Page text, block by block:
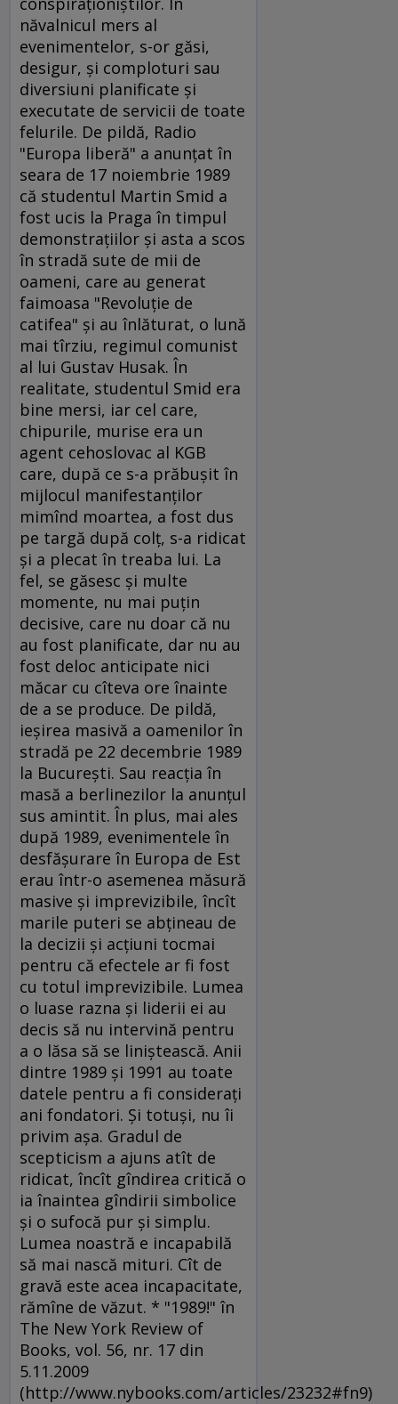
năvalnicul mers al
evenimentelor, s-or găsi,
desigur, şi comploturi sau
diversiuni planificate şi
executate de servicii de toate
felurile. De pildă, Radio
"Europa liberă" a anunţat în
seara de 17 noiembrie 1989
că studentul Martin Smid a
fost ucis la Praga în timpul
demonstraţiilor şi asta a scos
în stradă sute de mii de
oameni, care au generat
faimoasa "Revoluţie de
catifea" şi au înlăturat, o lună
mai tîrziu, regimul comunist
al lui Gustav Husak. În
realitate, studentul Smid era
bine mersi, iar cel care,
chipurile, murise era un
agent cehoslovac al KGB
care, după ce s-a prăbuşit în
mijlocul manifestanţilor
mimînd moartea, a fost dus
pe targă după colţ, s-a ridicat
şi a plecat în treaba lui. La
fel, se găsesc şi multe
momente, nu mai puţin
decisive, care nu doar că nu
au fost planificate, dar nu au
fost deloc anticipate nici
măcar cu cîteva ore înainte
de a se produce. De pildă,
ieşirea masivă a oamenilor în
stradă pe 22 decembrie 1989
la Bucureşti. Sau reacţia în
masă a berlinezilor la anunţul
sus amintit. În plus, mai ales
după 1989, evenimentele în
desfăşurare în Europa de Est
erau într-o asemenea măsură
masive şi imprevizibile, încît
marile puteri se abţineau de
la decizii şi acţiuni tocmai
pentru că efectele ar fi fost
cu totul imprevizibile. Lumea
o luase razna şi liderii ei au
decis să nu intervină pentru
a o lăsa să se liniştească. Anii
dintre 1989 şi 1991 au toate
datele pentru a fi consideraţi
ani fondatori. Şi totuşi, nu îi
privim aşa. Gradul de
scepticism a ajuns atît de
ridicat, încît gîndirea critică o
ia înaintea gîndirii simbolice
şi o sufocă pur şi simplu.
Lumea noastră e incapabilă
să mai nască mituri. Cît de
gravă este acea incapacitate,
rămîne de văzut. * "1989!" în
The New York Review of
Books, vol. 56, nr. 17 din
5.11.2009
(http://www.nybooks.com/articles/23232#fn9)